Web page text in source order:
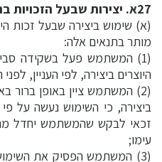
27א. יצירות שבעל הזכויות בהן אינו ידוע או לא אותר
(א) שימוש ביצירה שבעל זכות
מותר בתנאים אלה:
(1) המשתמש פעל בשקידה
היוצרים ביצירה, לפי העניין,
(2) המשתמש ציין באופן
ביצירה, כי השימוש נעשה על
זכאי לבקש שהמשתמש יחדל
עימו;
(3) המשתמש הפסיק את